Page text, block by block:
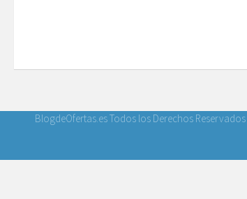
BlogdeOfertas.es Todos los Derechos Reservados